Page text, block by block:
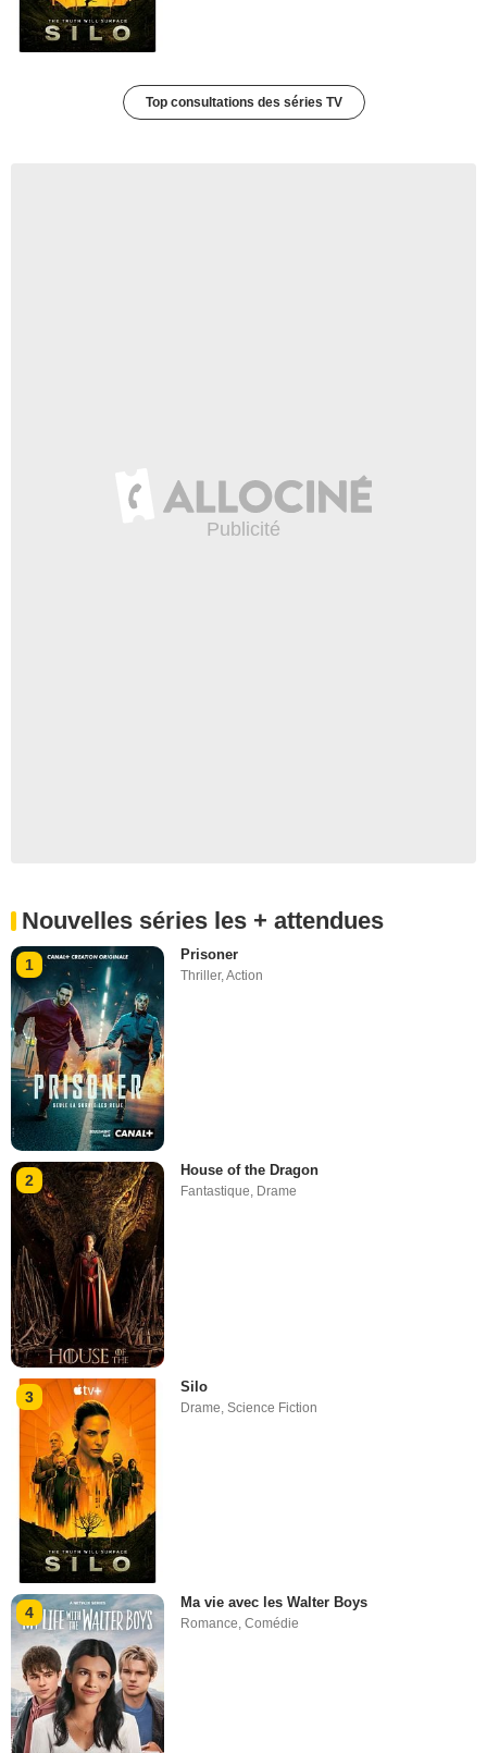
Top consultations des séries TV
Nouvelles séries les + attendues
1
Prisoner
Thriller,Action
2
House of the Dragon
Fantastique, Drame
3
Silo
Drame ,Science Fiction
4
Ma vie avec les Walter Boys
Romance,Comédie